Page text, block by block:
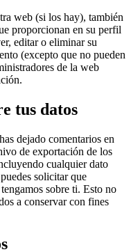
web (si los hay), también
proporcionan en su perfil
editar o eliminar su
(excepto que no pueden
de la web
tus datos
dejado comentarios en
de exportación de los
cualquier dato
solicitar que
sobre ti. Esto no
a conservar con fines